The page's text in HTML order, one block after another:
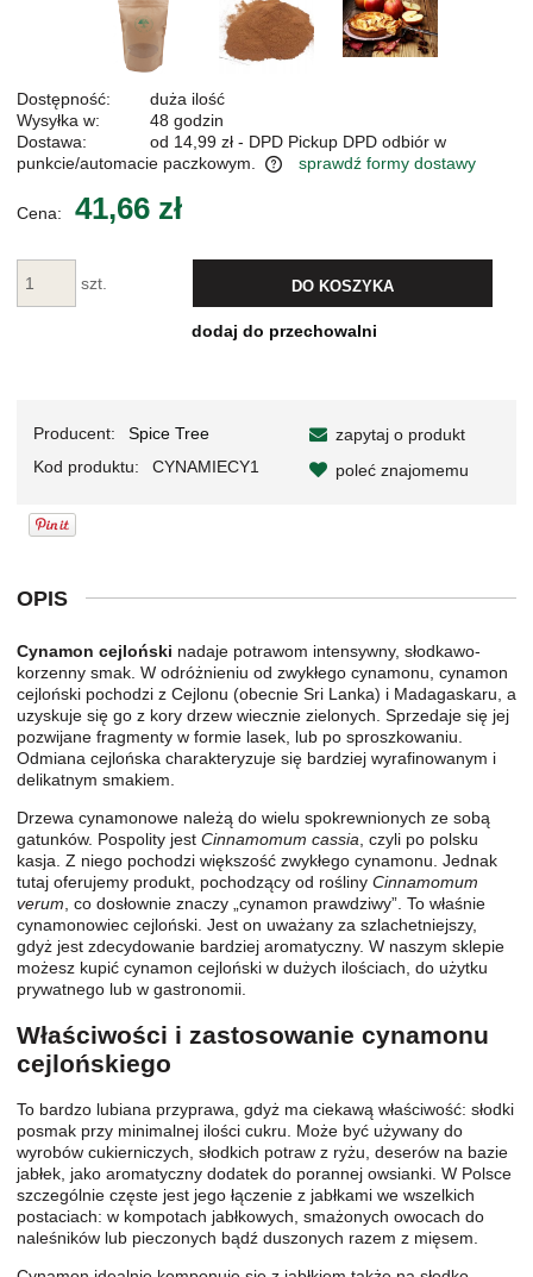
Dostępność:
duża ilość
Wysyłka w:
48 godzin
Dostawa:
od 14,99 zł - DPD Pickup DPD odbiór w
punkcie/automacie paczkowym.
sprawdź formy dostawy
Cena: 41,66 zł
szt. DO KOSZYKA
dodaj do przechowalni
Producent:
Spice Tree
Kod produktu:
CYNAMIECY1
zapytaj o produkt
poleć znajomemu
OPIS
Cynamon cejloński nadaje potrawom intensywny, słodkawo-
korzenny smak. W odróżnieniu od zwykłego cynamonu, cynamon
cejloński pochodzi z Cejlonu (obecnie Sri Lanka) i Madagaskaru, a
uzyskuje się go z kory drzew wiecznie zielonych. Sprzedaje się jej
pozwijane fragmenty w formie lasek, lub po sproszkowaniu.
Odmiana cejlońska charakteryzuje się bardziej wyrafinowanym i
delikatnym smakiem.
Drzewa cynamonowe należą do wielu spokrewnionych ze sobą
gatunków. Pospolity jest Cinnamomum cassia , czyli po polsku
kasja. Z niego pochodzi większość zwykłego cynamonu. Jednak
tutaj oferujemy produkt, pochodzący od rośliny Cinnamomum
verum , co dosłownie znaczy „cynamon prawdziwy”. To właśnie
cynamonowiec cejloński. Jest on uważany za szlachetniejszy,
gdyż jest zdecydowanie bardziej aromatyczny. W naszym sklepie
możesz kupić cynamon cejloński w dużych ilościach, do użytku
prywatnego lub w gastronomii.
Właściwości i zastosowanie cynamonu
cejlońskiego
To bardzo lubiana przyprawa, gdyż ma ciekawą właściwość: słodki
posmak przy minimalnej ilości cukru. Może być używany do
wyrobów cukierniczych, słodkich potraw z ryżu, deserów na bazie
jabłek, jako aromatyczny dodatek do porannej owsianki. W Polsce
szczególnie częste jest jego łączenie z jabłkami we wszelkich
postaciach: w kompotach jabłkowych, smażonych owocach do
naleśników lub pieczonych bądź duszonych razem z mięsem.